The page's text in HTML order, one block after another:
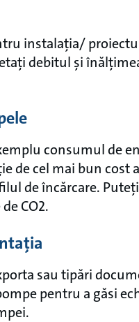
instalația/
debitul și
consumul de
de cel mai bun cost
de încărcare.
CO2.
sau tipări
pentru a găsi